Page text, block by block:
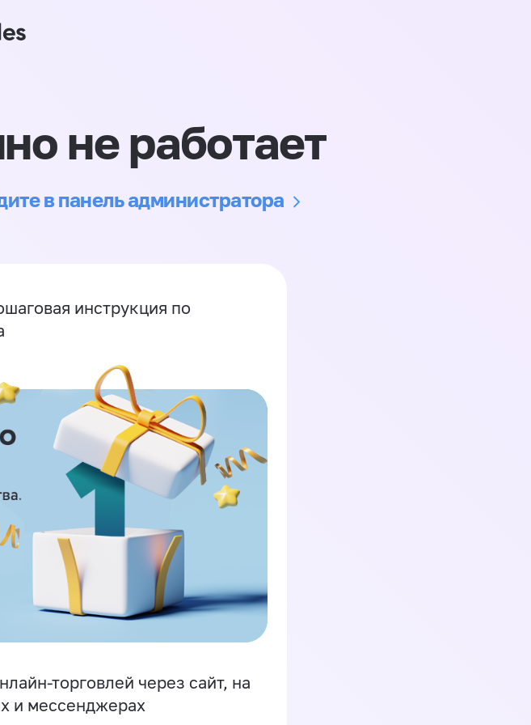
не работает
в панель администратора
инструкция по
торговлей через сайт, на
и мессенджерах